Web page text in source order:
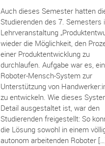
Auch dieses Semester hatten
Studierenden des 7. Semesters
Lehrveranstaltung
wieder die Möglichkeit, den
einer Produktentwicklung zu
durchlaufen. Aufgabe war es, ein
Roboter-Mensch-System zur
Unterstützung von
zu entwickeln. Wie dieses
Detail ausgestaltet ist, war den
Studierenden freigestellt: So
die Lösung sowohl in einem
autonom arbeitenden Roboter